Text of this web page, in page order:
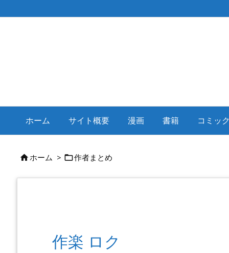
ホーム サイト概要 漫画 書籍 コミッ
ホーム > 作者まとめ
作楽 ロク